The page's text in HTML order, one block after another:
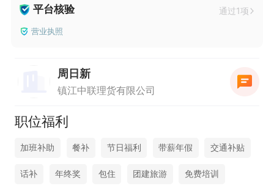
平台核验 通过1项
营业执照
周日新
镇江中联理货有限公司
职位福利
加班补助 餐补 节日福利 带薪年假 交通补贴
话补 年终奖 包住 团建旅游 免费培训